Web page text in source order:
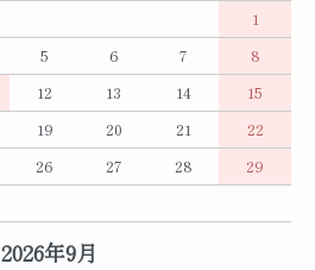
1
5 6 7
8
12 13 14
15
19 20 21
22
26 27 28
29
2026年9月